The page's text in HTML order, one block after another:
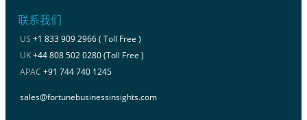
联系我们
US +1 833 909 2966 ( Toll Free )
UK+44 808 502 0280 (Toll Free )
APAC +91 744 740 1245
sales@fortunebusinessinsights.com